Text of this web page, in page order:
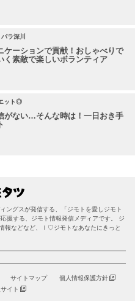
ラ深川
ケーションで貢献！おしゃべりで
く素敵で楽しいボランティア
ット◎
がない…そんな時は！一日おき手
ングスが発信する、「ジモトを愛しジモト
援する、ジモト情報発信メディアです。 ジ
報などなど、Ｉ♡ジモトなあなたにきっと
サイトマップ
個人情報保護方針
イト